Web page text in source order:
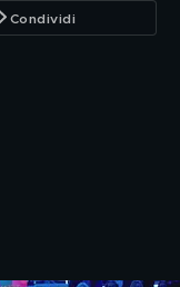
Condividi